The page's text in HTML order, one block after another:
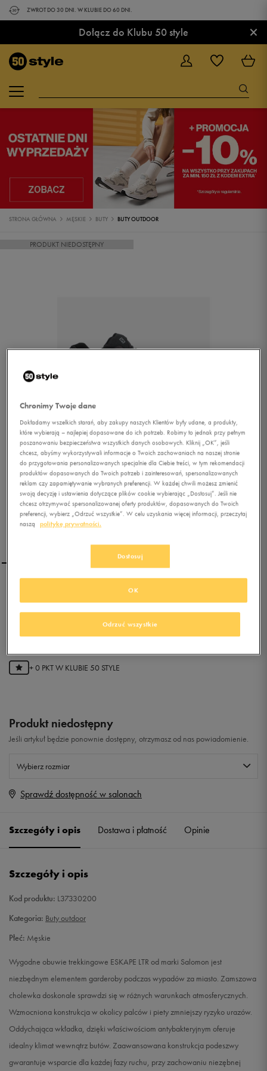
ZWROT DO 30 DNI. W KLUBIE DO 60 DNI.
Dołącz do Klubu 50 style ×
STRONA GŁÓWNA MĘSKIE BUTY BUTY OUTDOOR
PRODUKT NIEDOSTĘPNY
+ 0 PKT W KLUBIE 50 STYLE
Produkt niedostępny
Jeśli artykuł będzie ponownie dostępny, otrzymasz od nas powiadomienie.
Wybierz rozmiar
Rozmiary EU
41 1/3
43 1/3 27,5 cm
44
44 2/3 28,5 cm Powiadom o dostępności
29 cm
29,5 cm Powiadom o dostępności
46 2/3 30 cm Powiadom o dostępności
Sprawdź dostępność w salonach
Szczegóły i opis Dostawa i płatność Opinie
Szczegóły i opis
Kod produktu: L37330200
Kategoria: Buty outdoor
Płeć: Męskie
Wygodne obuwie trekkingowe ESKAPE LTR od marki Salomon jest
niezbędnym elementem garderoby podczas wypadów za miasto. Zamszowa
cholewka doskonale sprawdzi się w różnych warunkach atmosferycznych.
Wzmocniona konstrukcja w okolicy palców i piety zmniejszy ryzyko urazów.
Oddychająca wkładka, dzięki właściwościom antybakteryjnym oferuje
idealny klimat wewnątrz butów. Zaawansowana konstrukcja podeszwy
gwarantuje wsparcie dla każdej fazy ruchu, przy zachowaniu niezębnej
Chronimy Twoje dane
Dokładamy wszelkich starań, aby zakupy naszych Klientów były udane, a produkty,
które wybierają – najlepiej dopasowane do ich potrzeb. Robimy to jednak przy pełnym
poszanowaniu bezpieczeństwa wszystkich danych osobowych. Kliknij „OK”, jeśli
chcesz, abyśmy wykorzystywali informacje o Twoich zachowaniach na naszej stronie
do przygotowania personalizowanych specjalnie dla Ciebie treści, w tym rekomendacji
produktów dopasowanych do Twoich potrzeb i zainteresowań, spersonalizowanych
reklam czy zapamiętywanie wybranych preferencji. W każdej chwili możesz zmienić
swoją decyzję i ustawienia dotyczące plików cookie wybierając „Dostosuj”. Jeśli nie
chcesz otrzymywać spersonalizowanej oferty produktów, dopasowanych do Twoich
preferencji, wybierz „Odrzuć wszystkie”. W celu uzyskania więcej informacji, przeczytaj
naszą
politykę prywatności.
Dostosuj
Odrzuć wszystkie
OK